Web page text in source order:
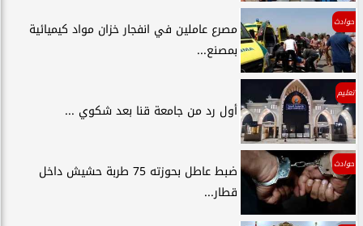
حوادث
مصرع عاملين في انفجار خزان مواد كيميائية
بمصنع...
تعليم
أول رد من جامعة قنا بعد شكوي ...
حوادث
ضبط عاطل بحوزته 75 طربة حشيش داخل
قطار...